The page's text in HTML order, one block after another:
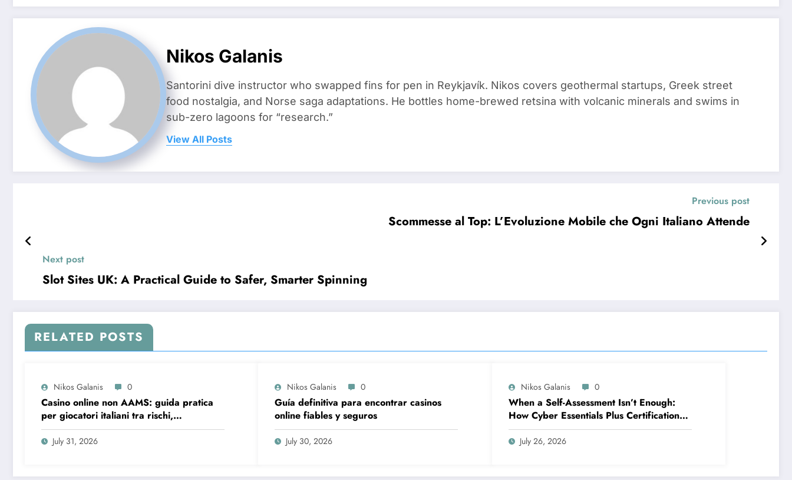
Nikos Galanis
Santorini dive instructor who swapped fins for pen in Reykjavík. Nikos covers geothermal startups, Greek street
food nostalgia, and Norse saga adaptations. He bottles home-brewed retsina with volcanic minerals and swims in
sub-zero lagoons for “research.”
View All Posts
Previous post
Scommesse al Top: L’Evoluzione Mobile che Ogni Italiano Attende
Next post
Slot Sites UK: A Practical Guide to Safer, Smarter Spinning
RELATED POSTS
Nikos Galanis 0
Casino online non AAMS: guida pratica
per giocatori italiani tra rischi,
opportunità e verifiche
July 31, 2026
Nikos Galanis 0
Guía definitiva para encontrar casinos
online fiables y seguros
July 30, 2026
Nikos Galanis 0
When a Self-Assessment Isn’t Enough:
How Cyber Essentials Plus Certification
Proves Your Security Posture in the Real
World
July 26, 2026